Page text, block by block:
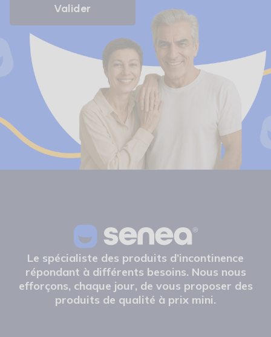
Le spécialiste des produits d’incontinence
répondant à différents besoins. Nous nous
efforçons, chaque jour, de vous proposer des
produits de qualité à prix mini.